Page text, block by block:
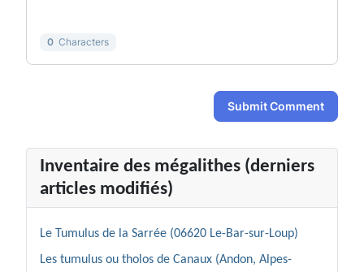
0 Characters
Submit Comment
Inventaire des mégalithes (derniers
articles modifiés)
Le Tumulus de la Sarrée (06620 Le-Bar-sur-Loup)
Les tumulus ou tholos de Canaux (Andon, Alpes-